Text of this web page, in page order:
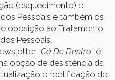
(esquecimento) e
Pessoais e também os
oposição ao Tratamento
Pessoais.
“Cá De Dentro” é
opção de desistência da
e rectificação de